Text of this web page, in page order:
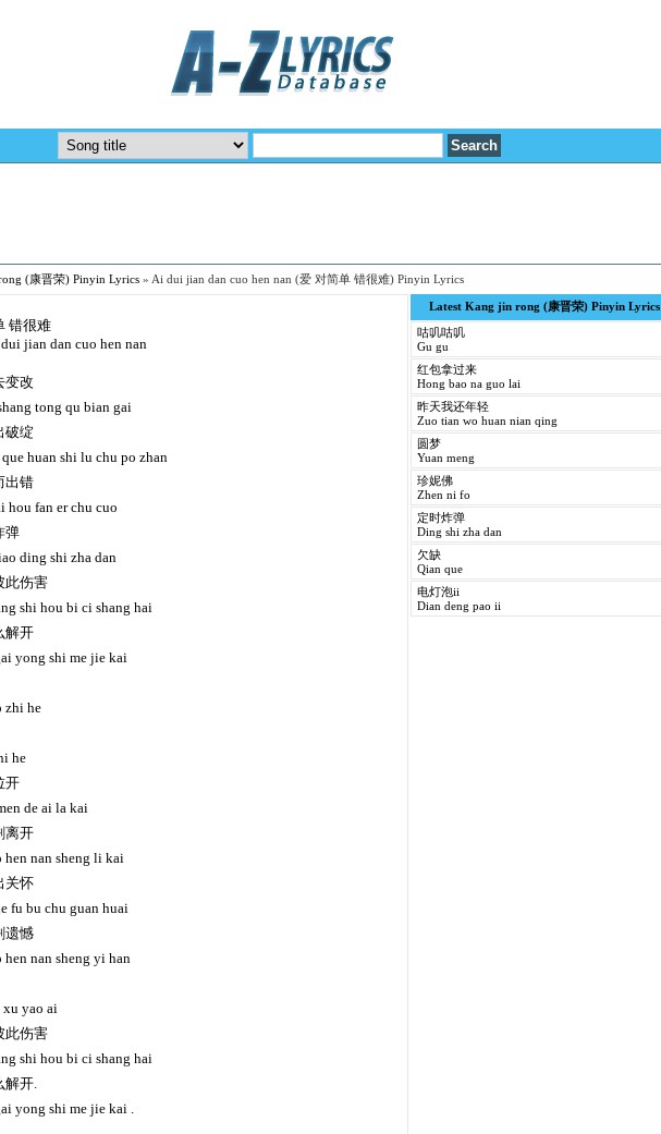
(康晋荣) Pinyin Lyrics » Ai dui jian dan cuo hen nan (爱 对简单 错很难) Pinyin Lyrics
错很难
jian dan cuo hen nan
变改
tong qu bian gai
破绽
huan shi lu chu po zhan
出错
hou fan er chu cuo
弹
ding shi zha dan
此伤害
shi hou bi ci shang hai
解开
yong shi me jie kai
zhi he
he
开
de ai la kai
离开
nan sheng li kai
关怀
fu bu chu guan huai
遗憾
nan sheng yi han
yao ai
此伤害
shi hou bi ci shang hai
解开.
yong shi me jie kai .
Latest Kang jin rong (康晋荣) Pinyin Lyrics
咕叽咕叽
Gu gu
红包拿过来
Hong bao na guo lai
昨天我还年轻
Zuo tian wo huan nian qing
圆梦
Yuan meng
珍妮佛
Zhen ni fo
定时炸弹
Ding shi zha dan
欠缺
Qian que
电灯泡ii
Dian deng pao ii